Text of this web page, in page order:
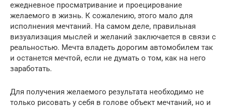
ежедневное просматривание и проецирование
желаемого в жизнь. К сожалению, этого мало для
исполнения мечтаний. На самом деле, правильная
визуализация мыслей и желаний заключается в связи с
реальностью. Мечта владеть дорогим автомобилем так
и останется мечтой, если не думать о том, как на него
заработать.
Для получения желаемого результата необходимо не
только рисовать у себя в голове объект мечтаний, но и